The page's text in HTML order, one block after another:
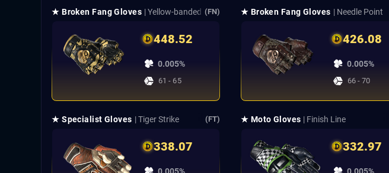
★ Broken Fang Gloves | Yellow-banded (FN)
448.52
0.005%
61 - 65
★ Broken Fang Gloves | Needle Point
426.08
0.005%
66 - 70
★ Specialist Gloves | Tiger Strike (FT)
338.07
★ Moto Gloves | Finish Line
332.97